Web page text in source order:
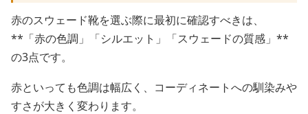
赤のスウェード靴を選ぶ際に最初に確認すべきは、
**「赤の色調」「シルエット」「スウェードの質感」**
の3点です。
赤といっても色調は幅広く、コーディネートへの馴染みや
すさが大きく変わります。